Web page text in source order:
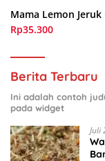
Mama Lemon
Rp35.300
Berita Terbaru
Ini adalah contoh
pada widget
Juli